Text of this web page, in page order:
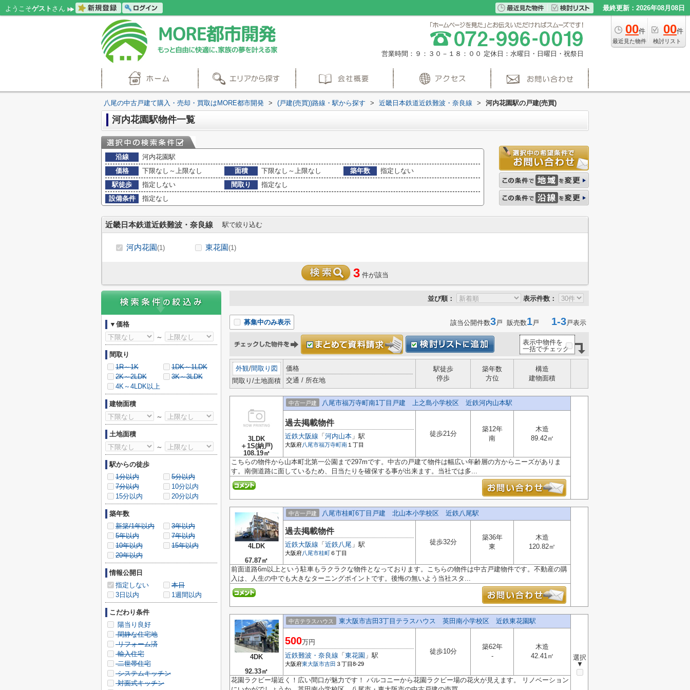
ようこそゲスト さん 最終更新：2026年08月08日
00件
最近見た物件
00件
検討リスト
営業時間：９：３０－１８：００ 定休日：水曜日・日曜日・祝祭日
八尾の中古戸建て購入・売却・買取はMORE都市開発 > (戸建(売買))路線・駅から探す > 近畿日本鉄道近鉄難波・奈良線 > 河内花園駅の戸建(売買)
河内花園駅物件一覧
沿線
河内花園駅
価格
下限なし～上限なし 面積 下限なし～上限なし 築年数
指定しない
駅徒歩
指定しない 間取り
指定なし
設備条件
指定なし
近畿日本鉄道近鉄難波・奈良線 駅で絞り込む
河内花園(1) 東花園(1)
3 件が該当
並び順： 表示件数：
募集中のみ表示 該当公開件数3戸 販売数1戸 1-3戸表示
表示中物件を
一括でチェック
外観/間取り図
間取り/土地面積
価格
交通 / 所在地
駅徒歩
停歩
築年数
方位
構造
建物面積
3LDK
＋1S(納戸)
108.19㎡
中古一戸建 八尾市福万寺町南1丁目戸建 上之島小学校区 近鉄河内山本駅
過去掲載物件
近鉄大阪線 「 河内山本 」駅
大阪府八尾市福万寺町南 １丁目
徒歩21分
築12年
南
木造
89.42㎡
こちらの物件から山本町北第一公園まで297mです。中古の戸建て物件は幅広い年齢層の方からニーズがありま
す。南側道路に面しているため、日当たりを確保する事が出来ます。当社では多...
4LDK
67.87㎡
中古一戸建 八尾市桂町6丁目戸建 北山本小学校区 近鉄八尾駅
過去掲載物件
近鉄大阪線 「 近鉄八尾 」駅
大阪府八尾市桂町 ６丁目
徒歩32分
築36年
東
木造
120.82㎡
前面道路6m以上という駐車もラクラクな物件となっております。こちらの物件は中古戸建物件です。不動産の購
入は、人生の中でも大きなターニングポイントです。後悔の無いよう当社スタ...
4DK
92.33㎡
中古テラスハウス 東大阪市吉田3丁目テラスハウス 英田南小学校区 近鉄東花園駅
選択
▼
500万円
近鉄難波・奈良線 「 東花園 」駅
大阪府東大阪市吉田 ３丁目8-29
徒歩10分
築62年
-
木造
42.41㎡
花園ラクビー場近く！広い間口が魅力です！ バルコニーから花園ラクビー場の花火が見えます。 リノベーション
▼価格
～
間取り
1R～1K
1DK～1LDK
2K～2LDK
3K～3LDK
4K～4LDK以上
建物面積
～
土地面積
～
駅からの徒歩
1分以内
5分以内
7分以内
10分以内
15分以内
20分以内
築年数
新築/1年以内
3年以内
5年以内
7年以内
10年以内
15年以内
20年以内
情報公開日
指定しない
本日
3日以内
1週間以内
こだわり条件
陽当り良好
閑静な住宅地
リフォーム済
輸入住宅
二世帯住宅
システムキッチン
対面式キッチン